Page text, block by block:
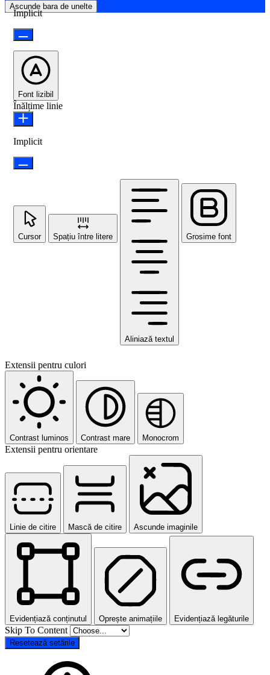
Ascunde bara de unelte
Implicit
Font lizibil
Înălțime linie
Implicit
Cursor Spațiu între litere
Aliniază textul
Grosime font
Extensii pentru culori
Contrast luminos Contrast mare Monocrom
Extensii pentru orientare
Linie de citire Mască de citire Ascunde imaginile
Evidențiază conținutul Oprește animațiile Evidențiază legăturile
Skip To Content
Resetează setările